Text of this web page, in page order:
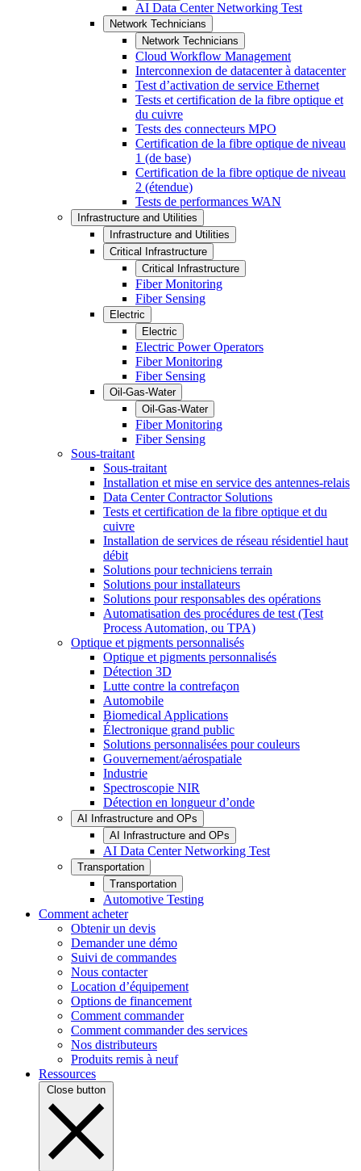
AI Data Center Networking Test
Network Technicians
Network Technicians
Cloud Workflow Management
Interconnexion de datacenter à datacenter
Test d’activation de service Ethernet
Tests et certification de la fibre optique et
du cuivre
Tests des connecteurs MPO
Certification de la fibre optique de niveau
1 (de base)
Certification de la fibre optique de niveau
2 (étendue)
Tests de performances WAN
Infrastructure and Utilities
Infrastructure and Utilities
Critical Infrastructure
Critical Infrastructure
Fiber Monitoring
Fiber Sensing
Electric
Electric
Electric Power Operators
Fiber Monitoring
Fiber Sensing
Oil-Gas-Water
Oil-Gas-Water
Fiber Monitoring
Fiber Sensing
Sous-traitant
Sous-traitant
Installation et mise en service des antennes-relais
Data Center Contractor Solutions
Tests et certification de la fibre optique et du
cuivre
Installation de services de réseau résidentiel haut
débit
Solutions pour techniciens terrain
Solutions pour installateurs
Solutions pour responsables des opérations
Automatisation des procédures de test (Test
Process Automation, ou TPA)
Optique et pigments personnalisés
Optique et pigments personnalisés
Détection 3D
Lutte contre la contrefaçon
Automobile
Biomedical Applications
Électronique grand public
Solutions personnalisées pour couleurs
Gouvernement/aérospatiale
Industrie
Spectroscopie NIR
Détection en longueur d’onde
AI Infrastructure and OPs
AI Infrastructure and OPs
AI Data Center Networking Test
Transportation
Transportation
Automotive Testing
Comment acheter
Obtenir un devis
Demander une démo
Suivi de commandes
Nous contacter
Location d’équipement
Options de financement
Comment commander
Comment commander des services
Nos distributeurs
Produits remis à neuf
Ressources
Close button